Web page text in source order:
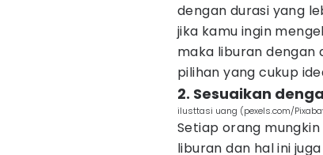
dengan durasi yang
jika kamu ingin
maka liburan dengan
pilihan yang cukup
2. Sesuaikan
ilusttasi uang (pexels.com/
Setiap orang
liburan dan hal ini